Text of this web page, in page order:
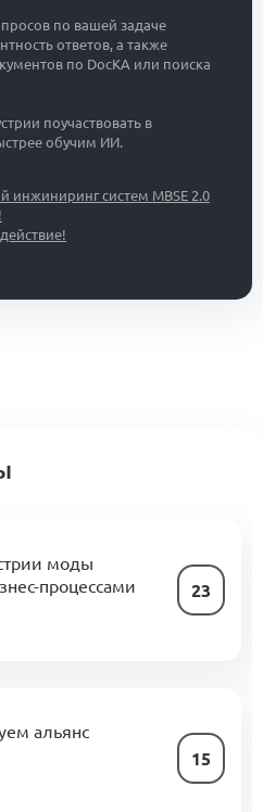
по вашей задаче
ответов, а также
по DocKA или поиска
поучаствовать в
обучим ИИ.
систем MBSE 2.0
моды
процессами
23
альянс
15